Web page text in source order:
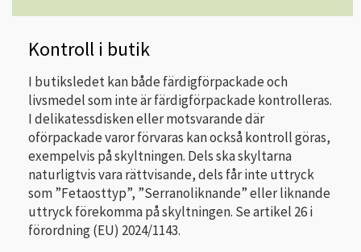
Kontroll i butik
I butiksledet kan både färdigförpackade och
livsmedel som inte är färdigförpackade kontrolleras.
I delikatessdisken eller motsvarande där
oförpackade varor förvaras kan också kontroll göras,
exempelvis på skyltningen. Dels ska skyltarna
naturligtvis vara rättvisande, dels får inte uttryck
som ”Fetaosttyp”, ”Serranoliknande” eller liknande
uttryck förekomma på skyltningen. Se artikel 26 i
förordning (EU) 2024/1143.